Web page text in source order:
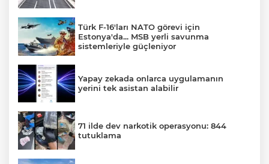
Türk F-16'ları NATO görevi için
Estonya'da... MSB yerli savunma
sistemleriyle güçleniyor
Yapay zekada onlarca uygulamanın
yerini tek asistan alabilir
71 ilde dev narkotik operasyonu: 844
tutuklama